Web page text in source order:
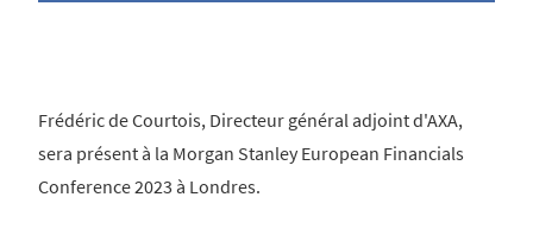
Frédéric de Courtois, Directeur général adjoint d'AXA,
sera présent à la Morgan Stanley European Financials
Conference 2023 à Londres.